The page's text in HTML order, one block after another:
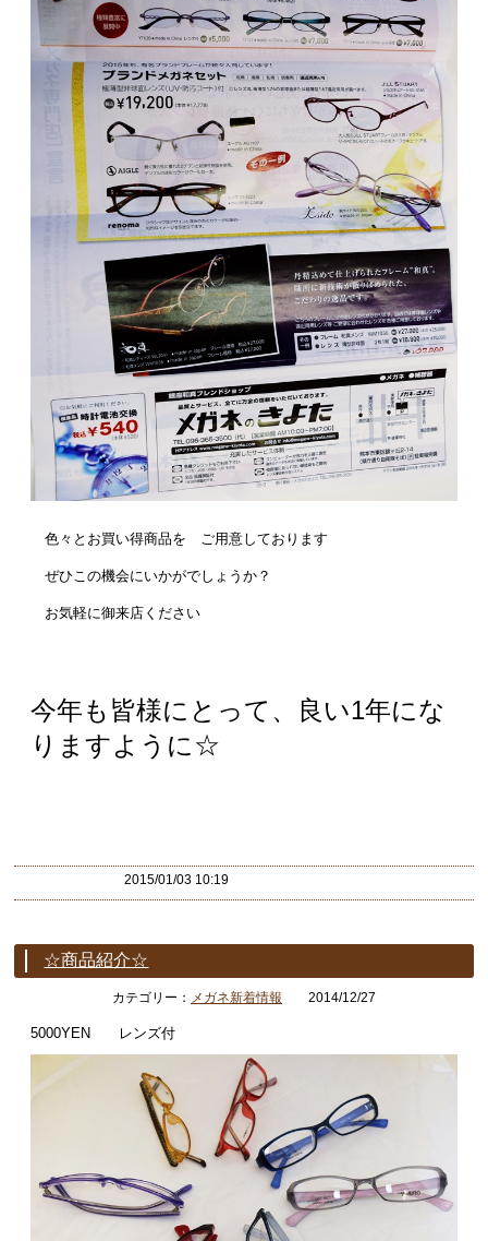
色々とお買い得商品を ご用意しております
ぜひこの機会にいかがでしょうか？
お気軽に御来店ください
今年も皆様にとって、良い1年にな
りますように☆
2015/01/03 10:19
☆商品紹介☆
カテゴリー： メガネ新着情報 2014/12/27
5000YEN レンズ付